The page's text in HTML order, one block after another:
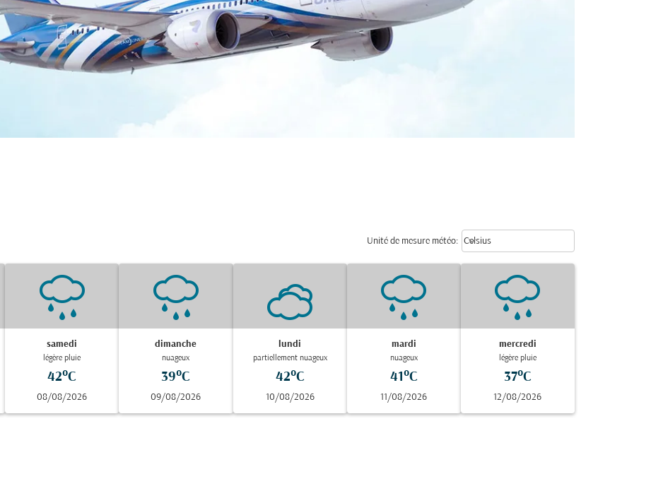
Unité de mesure météo: Weather unit option Celsius
Celsius
keyboard_arrow_down
samedi
légère pluie
42°C
08/08/2026
dimanche
nuageux
39°C
09/08/2026
lundi
partiellement nuageux
42°C
10/08/2026
mardi
nuageux
41°C
11/08/2026
mercredi
légère pluie
37°C
12/08/2026